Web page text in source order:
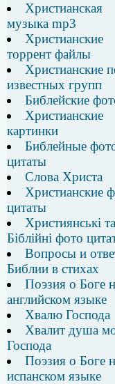
Христианская
музыка mp3
Христианские
торрент файлы
Христианские
известных групп
Библейские
Христианские
картинки
Библейные
цитаты
Слова Христа
Христианские
цитаты
Християнські та
Біблійні фото
Вопросы и
Библии в стихах
Поэзия о Боге
английском языке
Хвалю Господа
Хвалит душа
Господа
Поэзия о Боге
испанском языке